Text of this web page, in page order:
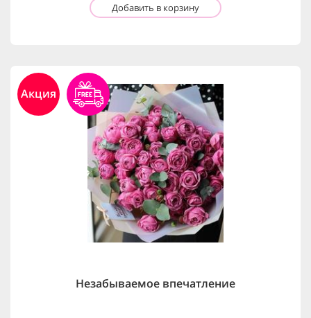
Добавить в корзину
Акция
Незабываемое впечатление